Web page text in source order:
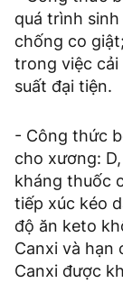
quá trình
chống co
trong việc
suất đại tiện.
- Công thức
cho xương:
kháng thuốc
tiếp xúc kéo
độ ăn keto
Canxi và hạn
Canxi được